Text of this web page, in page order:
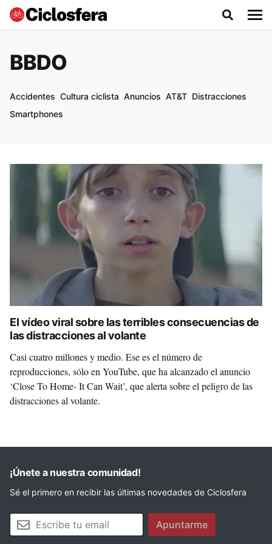
BBDO
Accidentes Cultura ciclista Anuncios AT&T Distracciones
Smartphones
El vídeo viral sobre las terribles consecuencias de
las distracciones al volante
Casi cuatro millones y medio. Ese es el número de
reproducciones, sólo en YouTube, que ha alcanzado el anuncio
‘Close To Home- It Can Wait’, que alerta sobre el peligro de las
distracciones al volante.
¡Únete a nuestra comunidad!
Sé el primero en recibir las últimas novedades de Ciclosfera
Tu email Apuntarme